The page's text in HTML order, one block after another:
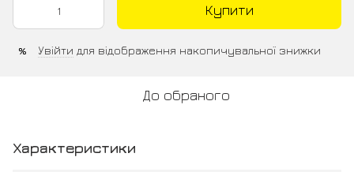
Купити
% Увійти для відображення накопичувальної знижки
До обраного
Характеристики